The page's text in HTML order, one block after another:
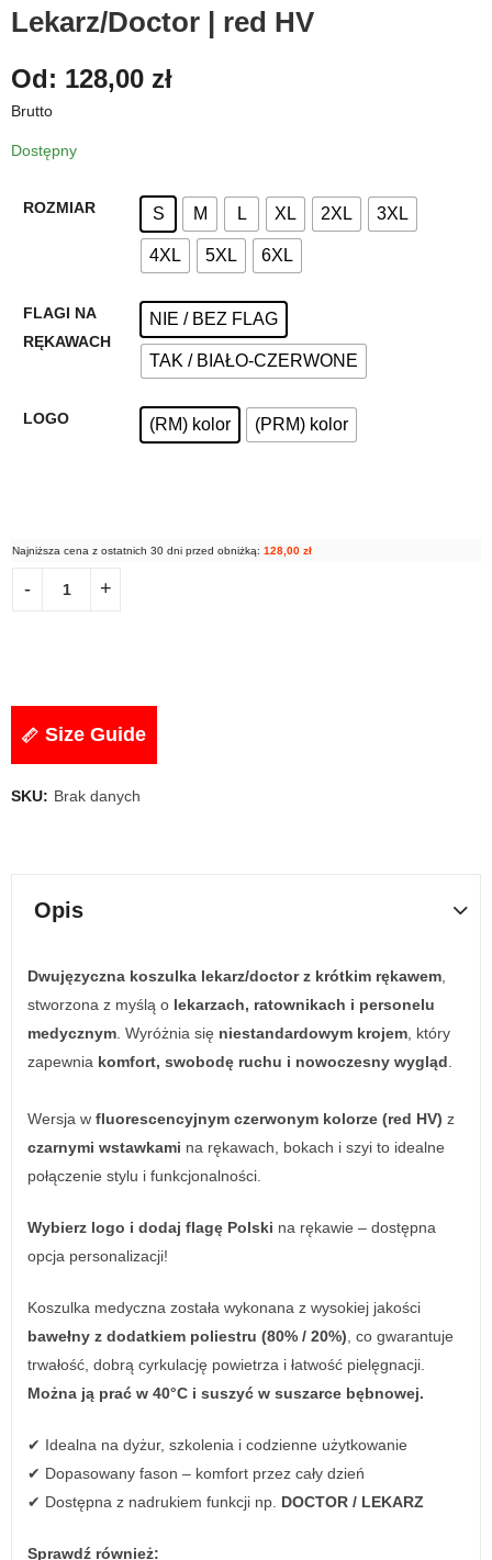
Lekarz/Doctor | red HV
Od: 128,00 zł
Brutto
Dostępny
ROZMIAR S M L XL 2XL 3XL
4XL 5XL 6XL
FLAGI NA
RĘKAWACH
NIE / BEZ FLAG
TAK / BIAŁO-CZERWONE
LOGO (RM) kolor (PRM) kolor
Najniższa cena z ostatnich 30 dni przed obniżką: 128,00 zł
Size Guide
SKU: Brak danych
Opis
Dwujęzyczna koszulka lekarz/doctor z krótkim rękawem
stworzona z myślą o lekarzach, ratownikach i personelu
medycznym . Wyróżnia się niestandardowym krojem , który
zapewnia komfort, swobodę ruchu i nowoczesny wygląd
Wersja w fluorescencyjnym czerwonym kolorze (red HV) z
czarnymi wstawkami na rękawach, bokach i szyi to idealne
połączenie stylu i funkcjonalności.
Wybierz logo i dodaj flagę Polski na rękawie – dostępna
opcja personalizacji!
Koszulka medyczna została wykonana z wysokiej jakości
bawełny z dodatkiem poliestru (80% / 20%) , co gwarantuje
trwałość, dobrą cyrkulację powietrza i łatwość pielęgnacji.
Można ją prać w 40°C i suszyć w suszarce bębnowej.
✔ Idealna na dyżur, szkolenia i codzienne użytkowanie
✔ Dopasowany fason – komfort przez cały dzień
✔ Dostępna z nadrukiem funkcji np. DOCTOR / LEKARZ
Sprawdź również: